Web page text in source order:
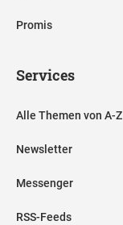
Promis
Services
Alle Themen von A-Z
Newsletter
Messenger
RSS-Feeds